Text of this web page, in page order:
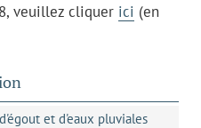
veuillez cliquer ici (en
et d'eaux pluviales